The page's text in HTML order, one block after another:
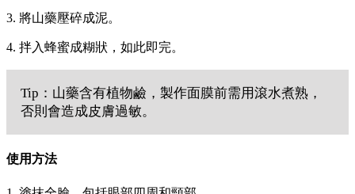
3. 將山藥壓碎成泥。
4. 拌入蜂蜜成糊狀，如此即完。
Tip：山藥含有植物鹼，製作面膜前需用滾水煮熟，
否則會造成皮膚過敏。
使用方法